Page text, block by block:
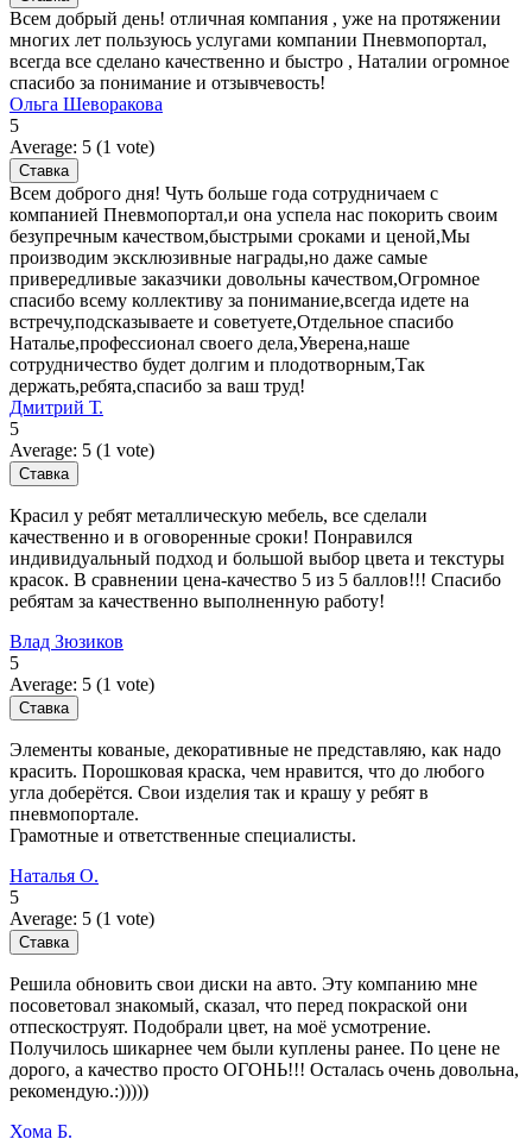
Всем добрый день! отличная компания , уже на протяжении
многих лет пользуюсь услугами компании Пневмопортал,
всегда все сделано качественно и быстро , Наталии огромное
спасибо за понимание и отзывчевость!
Ольга Шеворакова
5
Average: 5 (1 vote)
Всем доброго дня! Чуть больше года сотрудничаем с
компанией Пневмопортал,и она успела нас покорить своим
безупречным качеством,быстрыми сроками и ценой,Мы
производим эксклюзивные награды,но даже самые
привередливые заказчики довольны качеством,Огромное
спасибо всему коллективу за понимание,всегда идете на
встречу,подсказываете и советуете,Отдельное спасибо
Наталье,профессионал своего дела,Уверена,наше
сотрудничество будет долгим и плодотворным,Так
держать,ребята,спасибо за ваш труд!
Дмитрий Т.
5
Average: 5 (1 vote)
Красил у ребят металлическую мебель, все сделали
качественно и в оговоренные сроки! Понравился
индивидуальный подход и большой выбор цвета и текстуры
красок. В сравнении цена-качество 5 из 5 баллов!!! Спасибо
ребятам за качественно выполненную работу!
Влад Зюзиков
5
Average: 5 (1 vote)
Элементы кованые, декоративные не представляю, как надо
красить. Порошковая краска, чем нравится, что до любого
угла доберётся. Свои изделия так и крашу у ребят в
пневмопортале.
Грамотные и ответственные специалисты.
Наталья О.
5
Average: 5 (1 vote)
Решила обновить свои диски на авто. Эту компанию мне
посоветовал знакомый, сказал, что перед покраской они
отпескоструят. Подобрали цвет, на моё усмотрение.
Получилось шикарнее чем были куплены ранее. По цене не
дорого, а качество просто ОГОНЬ!!! Осталась очень довольна,
рекомендую.:)))))
Хома Б.